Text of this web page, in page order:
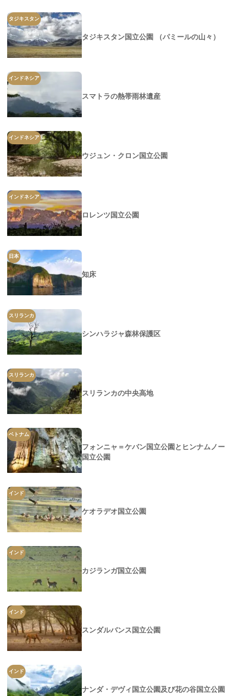
タジキスタン
タジキスタン国立公園 （パミールの山々）
インドネシア
スマトラの熱帯雨林遺産
インドネシア
ウジュン・クロン国立公園
インドネシア
ロレンツ国立公園
日本
知床
スリランカ
シンハラジャ森林保護区
スリランカ
スリランカの中央高地
ベトナム
フォンニャ＝ケバン国立公園とヒンナムノー
国立公園
インド
ケオラデオ国立公園
インド
カジランガ国立公園
インド
スンダルバンス国立公園
インド
ナンダ・デヴィ国立公園及び花の谷国立公園